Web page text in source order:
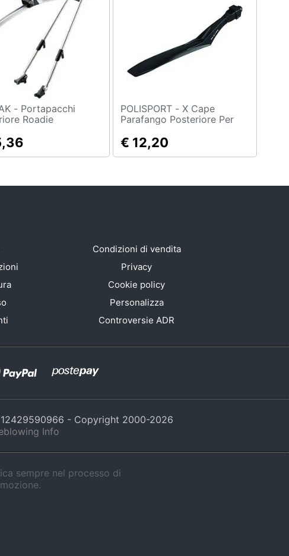
Roadie
POLISPORT - X Cape
Parafango Posteriore Per
€ 12,20
Condizioni di vendita
Privacy
Cookie policy
Personalizza
Controversie ADR
12429590966 - Copyright 2000-2026
Info
sempre nel processo di